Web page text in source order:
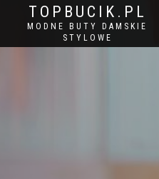
TOPBUCIK.PL
MODNE BUTY DAMSKIE
STYLOWE